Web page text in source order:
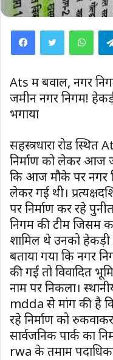
Ats में बवाल, नगर
जमीन नगर निगम!
भगाया
सहस्त्रधारा रोड स्थित
निर्माण को लेकर आज
कि आज मौके पर नगर
लेकर गई थी।
पर निर्माण कर रहे
निगम की टीम जिसमें
शामिल थे उनको हेकड़ी
बताया गया कि नगर
की गई तो विवादित
नाम पर निकला।
mdda से मांग की है
रहे निर्माण को
सार्वजनिक पार्क का
rwa के तमाम